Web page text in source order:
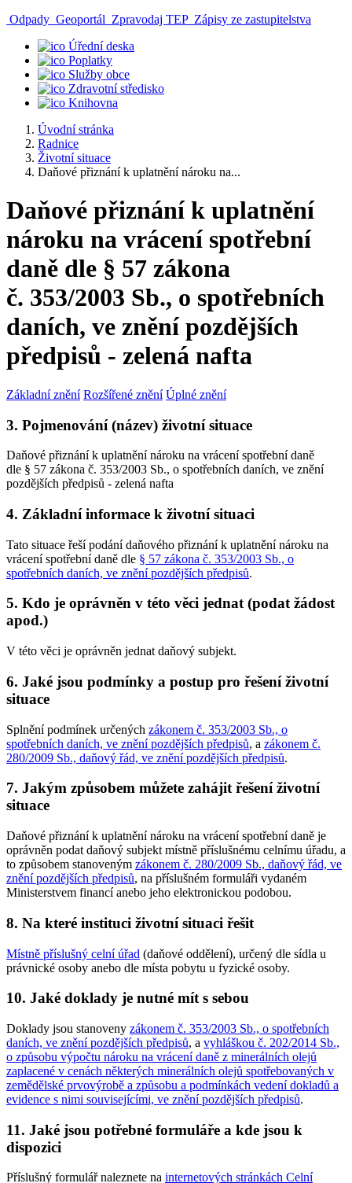
Odpady Geoportál Zpravodaj TEP Zápisy ze zastupitelstva
Úřední deska
Poplatky
Služby obce
Zdravotní středisko
Knihovna
Úvodní stránka
Radnice
Životní situace
Daňové přiznání k uplatnění nároku na...
Daňové přiznání k uplatnění
nároku na vrácení spotřební
daně dle § 57 zákona
č. 353/2003 Sb., o spotřebních
daních, ve znění pozdějších
předpisů - zelená nafta
Základní znění Rozšířené znění Úplné znění
3. Pojmenování (název) životní situace
Daňové přiznání k uplatnění nároku na vrácení spotřební daně
dle § 57 zákona č. 353/2003 Sb., o spotřebních daních, ve znění
pozdějších předpisů - zelená nafta
4. Základní informace k životní situaci
Tato situace řeší podání daňového přiznání k uplatnění nároku na
vrácení spotřební daně dle § 57 zákona č. 353/2003 Sb., o
spotřebních daních, ve znění pozdějších předpisů.
5. Kdo je oprávněn v této věci jednat (podat žádost
apod.)
V této věci je oprávněn jednat daňový subjekt.
6. Jaké jsou podmínky a postup pro řešení životní
situace
Splnění podmínek určených zákonem č. 353/2003 Sb., o
spotřebních daních, ve znění pozdějších předpisů, a zákonem č.
280/2009 Sb., daňový řád, ve znění pozdějších předpisů.
7. Jakým způsobem můžete zahájit řešení životní
situace
Daňové přiznání k uplatnění nároku na vrácení spotřební daně je
oprávněn podat daňový subjekt místně příslušnému celnímu úřadu, a
to způsobem stanoveným zákonem č. 280/2009 Sb., daňový řád, ve
znění pozdějších předpisů, na příslušném formuláři vydaném
Ministerstvem financí anebo jeho elektronickou podobou.
8. Na které instituci životní situaci řešit
Místně příslušný celní úřad (daňové oddělení), určený dle sídla u
právnické osoby anebo dle místa pobytu u fyzické osoby.
10. Jaké doklady je nutné mít s sebou
Doklady jsou stanoveny zákonem č. 353/2003 Sb., o spotřebních
daních, ve znění pozdějších předpisů, a vyhláškou č. 202/2014 Sb.,
o způsobu výpočtu nároku na vrácení daně z minerálních olejů
zaplacené v cenách některých minerálních olejů spotřebovaných v
zemědělské prvovýrobě a způsobu a podmínkách vedení dokladů a
evidence s nimi souvisejícími, ve znění pozdějších předpisů.
11. Jaké jsou potřebné formuláře a kde jsou k
dispozici
Příslušný formulář naleznete na internetových stránkách Celní